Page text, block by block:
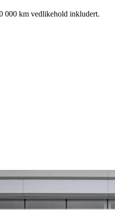
000 km vedlikehold inkludert.